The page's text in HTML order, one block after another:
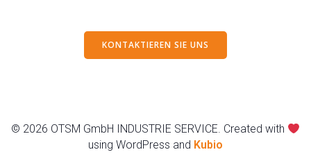
KONTAKTIEREN SIE UNS
© 2026 OTSM GmbH INDUSTRIE SERVICE. Created with
using WordPress and Kubio